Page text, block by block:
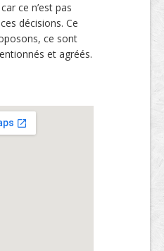
ce n’est pas
décisions. Ce
ce sont
et agréés.